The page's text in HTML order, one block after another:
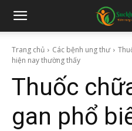
Trang chủ Các bệnh ung thư
hiện nay thường thấy
Thuốc
gan phổ